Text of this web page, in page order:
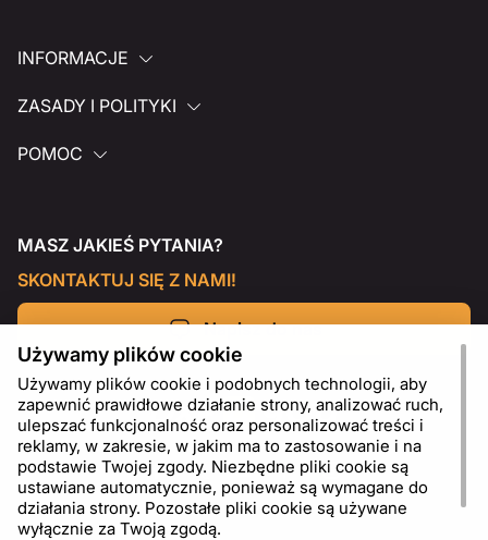
INFORMACJE
ZASADY I POLITYKI
POMOC
MASZ JAKIEŚ PYTANIA?
SKONTAKTUJ SIĘ Z NAMI!
Napisz do nas
Używamy plików cookie
Używamy plików cookie i podobnych technologii, aby
zapewnić prawidłowe działanie strony, analizować ruch,
ulepszać funkcjonalność oraz personalizować treści i
reklamy, w zakresie, w jakim ma to zastosowanie i na
podstawie Twojej zgody. Niezbędne pliki cookie są
ustawiane automatycznie, ponieważ są wymagane do
działania strony. Pozostałe pliki cookie są używane
wyłącznie za Twoją zgodą.